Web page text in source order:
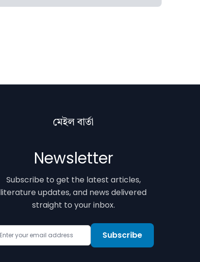
মেইল বাৰ্তা
Newsletter
Subscribe to get the latest articles,
literature updates, and news delivered
straight to your inbox.
Subscribe